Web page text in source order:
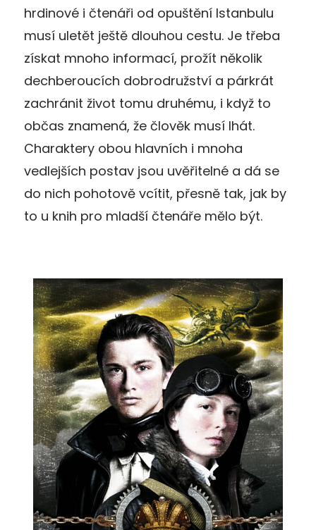
hrdinové i čtenáři od opuštění Istanbulu
musí uletět ještě dlouhou cestu. Je třeba
získat mnoho informací, prožít několik
dechberoucích dobrodružství a párkrát
zachránit život tomu druhému, i když to
občas znamená, že člověk musí lhát.
Charaktery obou hlavních i mnoha
vedlejších postav jsou uvěřitelné a dá se
do nich pohotově vcítit, přesně tak, jak by
to u knih pro mladší čtenáře mělo být.